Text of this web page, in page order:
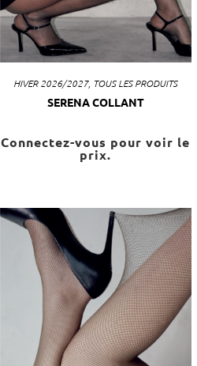
HIVER 2026/2027, TOUS LES PRODUITS
SERENA COLLANT
Connectez-vous pour voir le
prix.